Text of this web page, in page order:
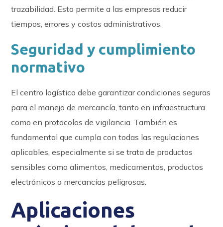
trazabilidad. Esto permite a las empresas reducir
tiempos, errores y costos administrativos.
Seguridad y cumplimiento
normativo
El centro logístico debe garantizar condiciones seguras
para el manejo de mercancía, tanto en infraestructura
como en protocolos de vigilancia. También es
fundamental que cumpla con todas las regulaciones
aplicables, especialmente si se trata de productos
sensibles como alimentos, medicamentos, productos
electrónicos o mercancías peligrosas.
Aplicaciones